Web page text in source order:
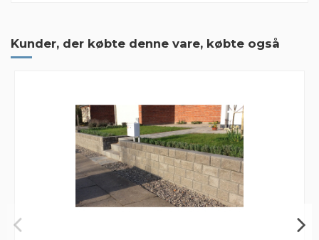
Kunder, der købte denne vare, købte også